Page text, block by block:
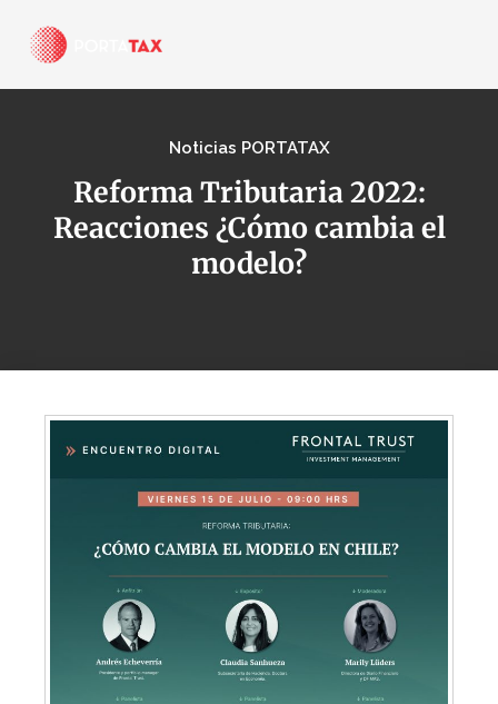
Noticias PORTATAX
Reforma Tributaria 2022:
Reacciones ¿Cómo cambia el
modelo?